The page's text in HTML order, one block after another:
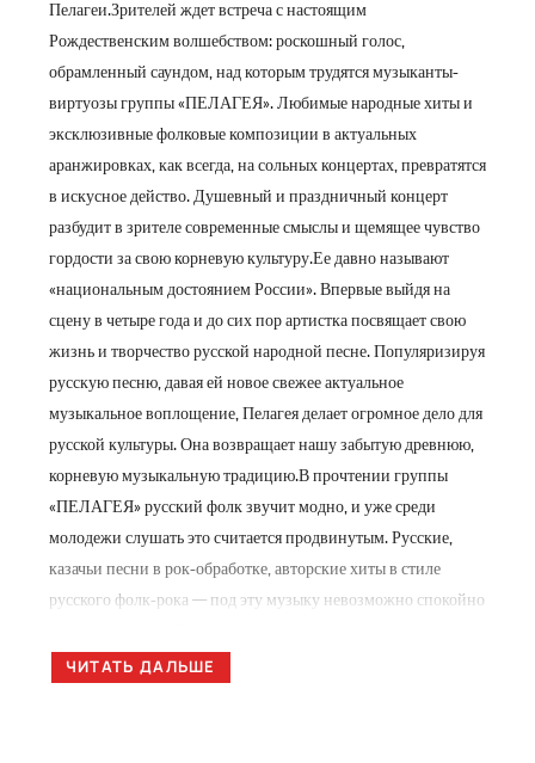
Пелагеи.Зрителей ждет встреча с настоящим
Рождественским волшебством: роскошный голос,
обрамленный саундом, над которым трудятся музыканты-
виртуозы группы «ПЕЛАГЕЯ». Любимые народные хиты и
эксклюзивные фолковые композиции в актуальных
аранжировках, как всегда, на сольных концертах, превратятся
в искусное действо. Душевный и праздничный концерт
разбудит в зрителе современные смыслы и щемящее чувство
гордости за свою корневую культуру.Ее давно называют
«национальным достоянием России». Впервые выйдя на
сцену в четыре года и до сих пор артистка посвящает свою
жизнь и творчество русской народной песне. Популяризируя
русскую песню, давая ей новое свежее актуальное
музыкальное воплощение, Пелагея делает огромное дело для
русской культуры. Она возвращает нашу забытую древнюю,
корневую музыкальную традицию.В прочтении группы
«ПЕЛАГЕЯ» русский фолк звучит модно, и уже среди
молодежи слушать это считается продвинутым. Русские,
казачьи песни в рок-обработке, авторские хиты в стиле
русского фолк-рока — под эту музыку невозможно спокойно
важных мыслей…Группа использует различные жанры — от
ЧИТАТЬ ДАЛЬШЕ